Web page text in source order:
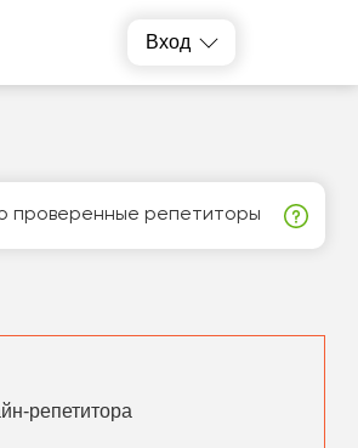
Вход
проверенные репетиторы
репетитора